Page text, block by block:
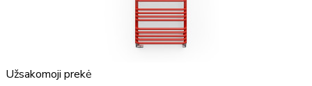
Užsakomoji prekė